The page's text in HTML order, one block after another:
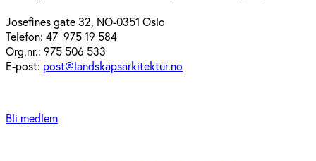
Josefines gate 32, NO-0351 Oslo
Telefon: 47 975 19 584
Org.nr.: 975 506 533
E-post: post@landskapsarkitektur.no
Bli medlem